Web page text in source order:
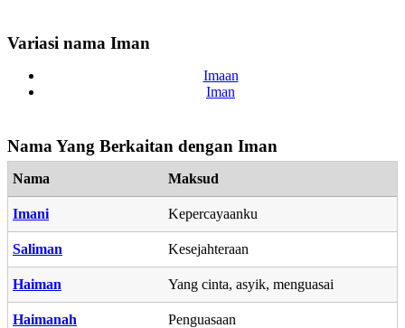
Variasi nama Iman
Imaan
Iman
Nama Yang Berkaitan dengan Iman
Nama Maksud
Imani Kepercayaanku
Saliman Kesejahteraan
Haiman Yang cinta, asyik, menguasai
Haimanah Penguasaan